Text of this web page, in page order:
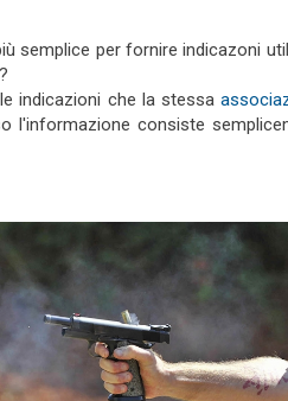
semplice per fornire indicazoni
indicazioni che la stessa
l'informazione consiste